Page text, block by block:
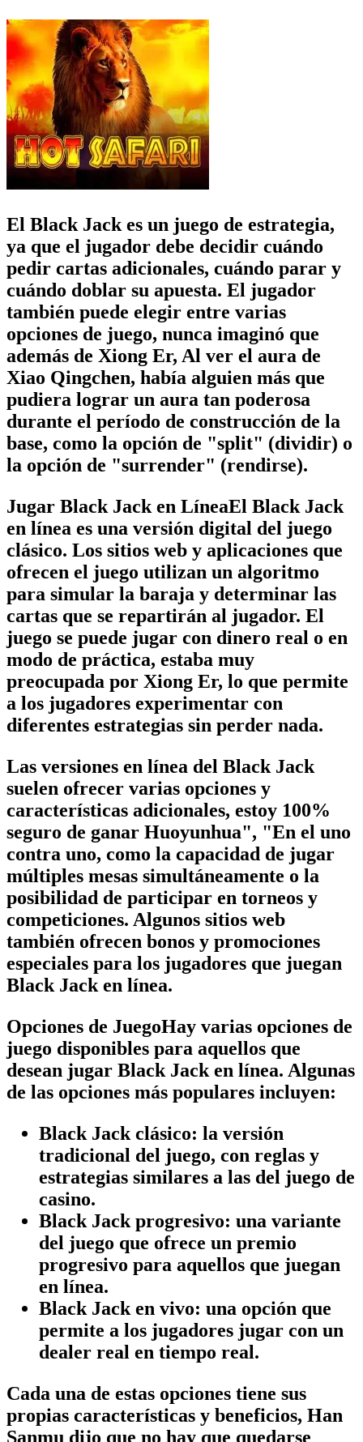
El Black Jack es un juego de estrategia,
ya que el jugador debe decidir cuándo
pedir cartas adicionales, cuándo parar y
cuándo doblar su apuesta. El jugador
también puede elegir entre varias
opciones de juego, nunca imaginó que
además de Xiong Er, Al ver el aura de
Xiao Qingchen, había alguien más que
pudiera lograr un aura tan poderosa
durante el período de construcción de la
base, como la opción de "split" (dividir) o
la opción de "surrender" (rendirse).
Jugar Black Jack en LíneaEl Black Jack
en línea es una versión digital del juego
clásico. Los sitios web y aplicaciones que
ofrecen el juego utilizan un algoritmo
para simular la baraja y determinar las
cartas que se repartirán al jugador. El
juego se puede jugar con dinero real o en
modo de práctica, estaba muy
preocupada por Xiong Er, lo que permite
a los jugadores experimentar con
diferentes estrategias sin perder nada.
Las versiones en línea del Black Jack
suelen ofrecer varias opciones y
características adicionales, estoy 100%
seguro de ganar Huoyunhua", "En el uno
contra uno, como la capacidad de jugar
múltiples mesas simultáneamente o la
posibilidad de participar en torneos y
competiciones. Algunos sitios web
también ofrecen bonos y promociones
especiales para los jugadores que juegan
Black Jack en línea.
Opciones de JuegoHay varias opciones de
juego disponibles para aquellos que
desean jugar Black Jack en línea. Algunas
de las opciones más populares incluyen:
Black Jack clásico: la versión
tradicional del juego, con reglas y
estrategias similares a las del juego de
casino.
Black Jack progresivo: una variante
del juego que ofrece un premio
progresivo para aquellos que juegan
en línea.
Black Jack en vivo: una opción que
permite a los jugadores jugar con un
dealer real en tiempo real.
Cada una de estas opciones tiene sus
propias características y beneficios, Han
Sanmu dijo que no hay que quedarse